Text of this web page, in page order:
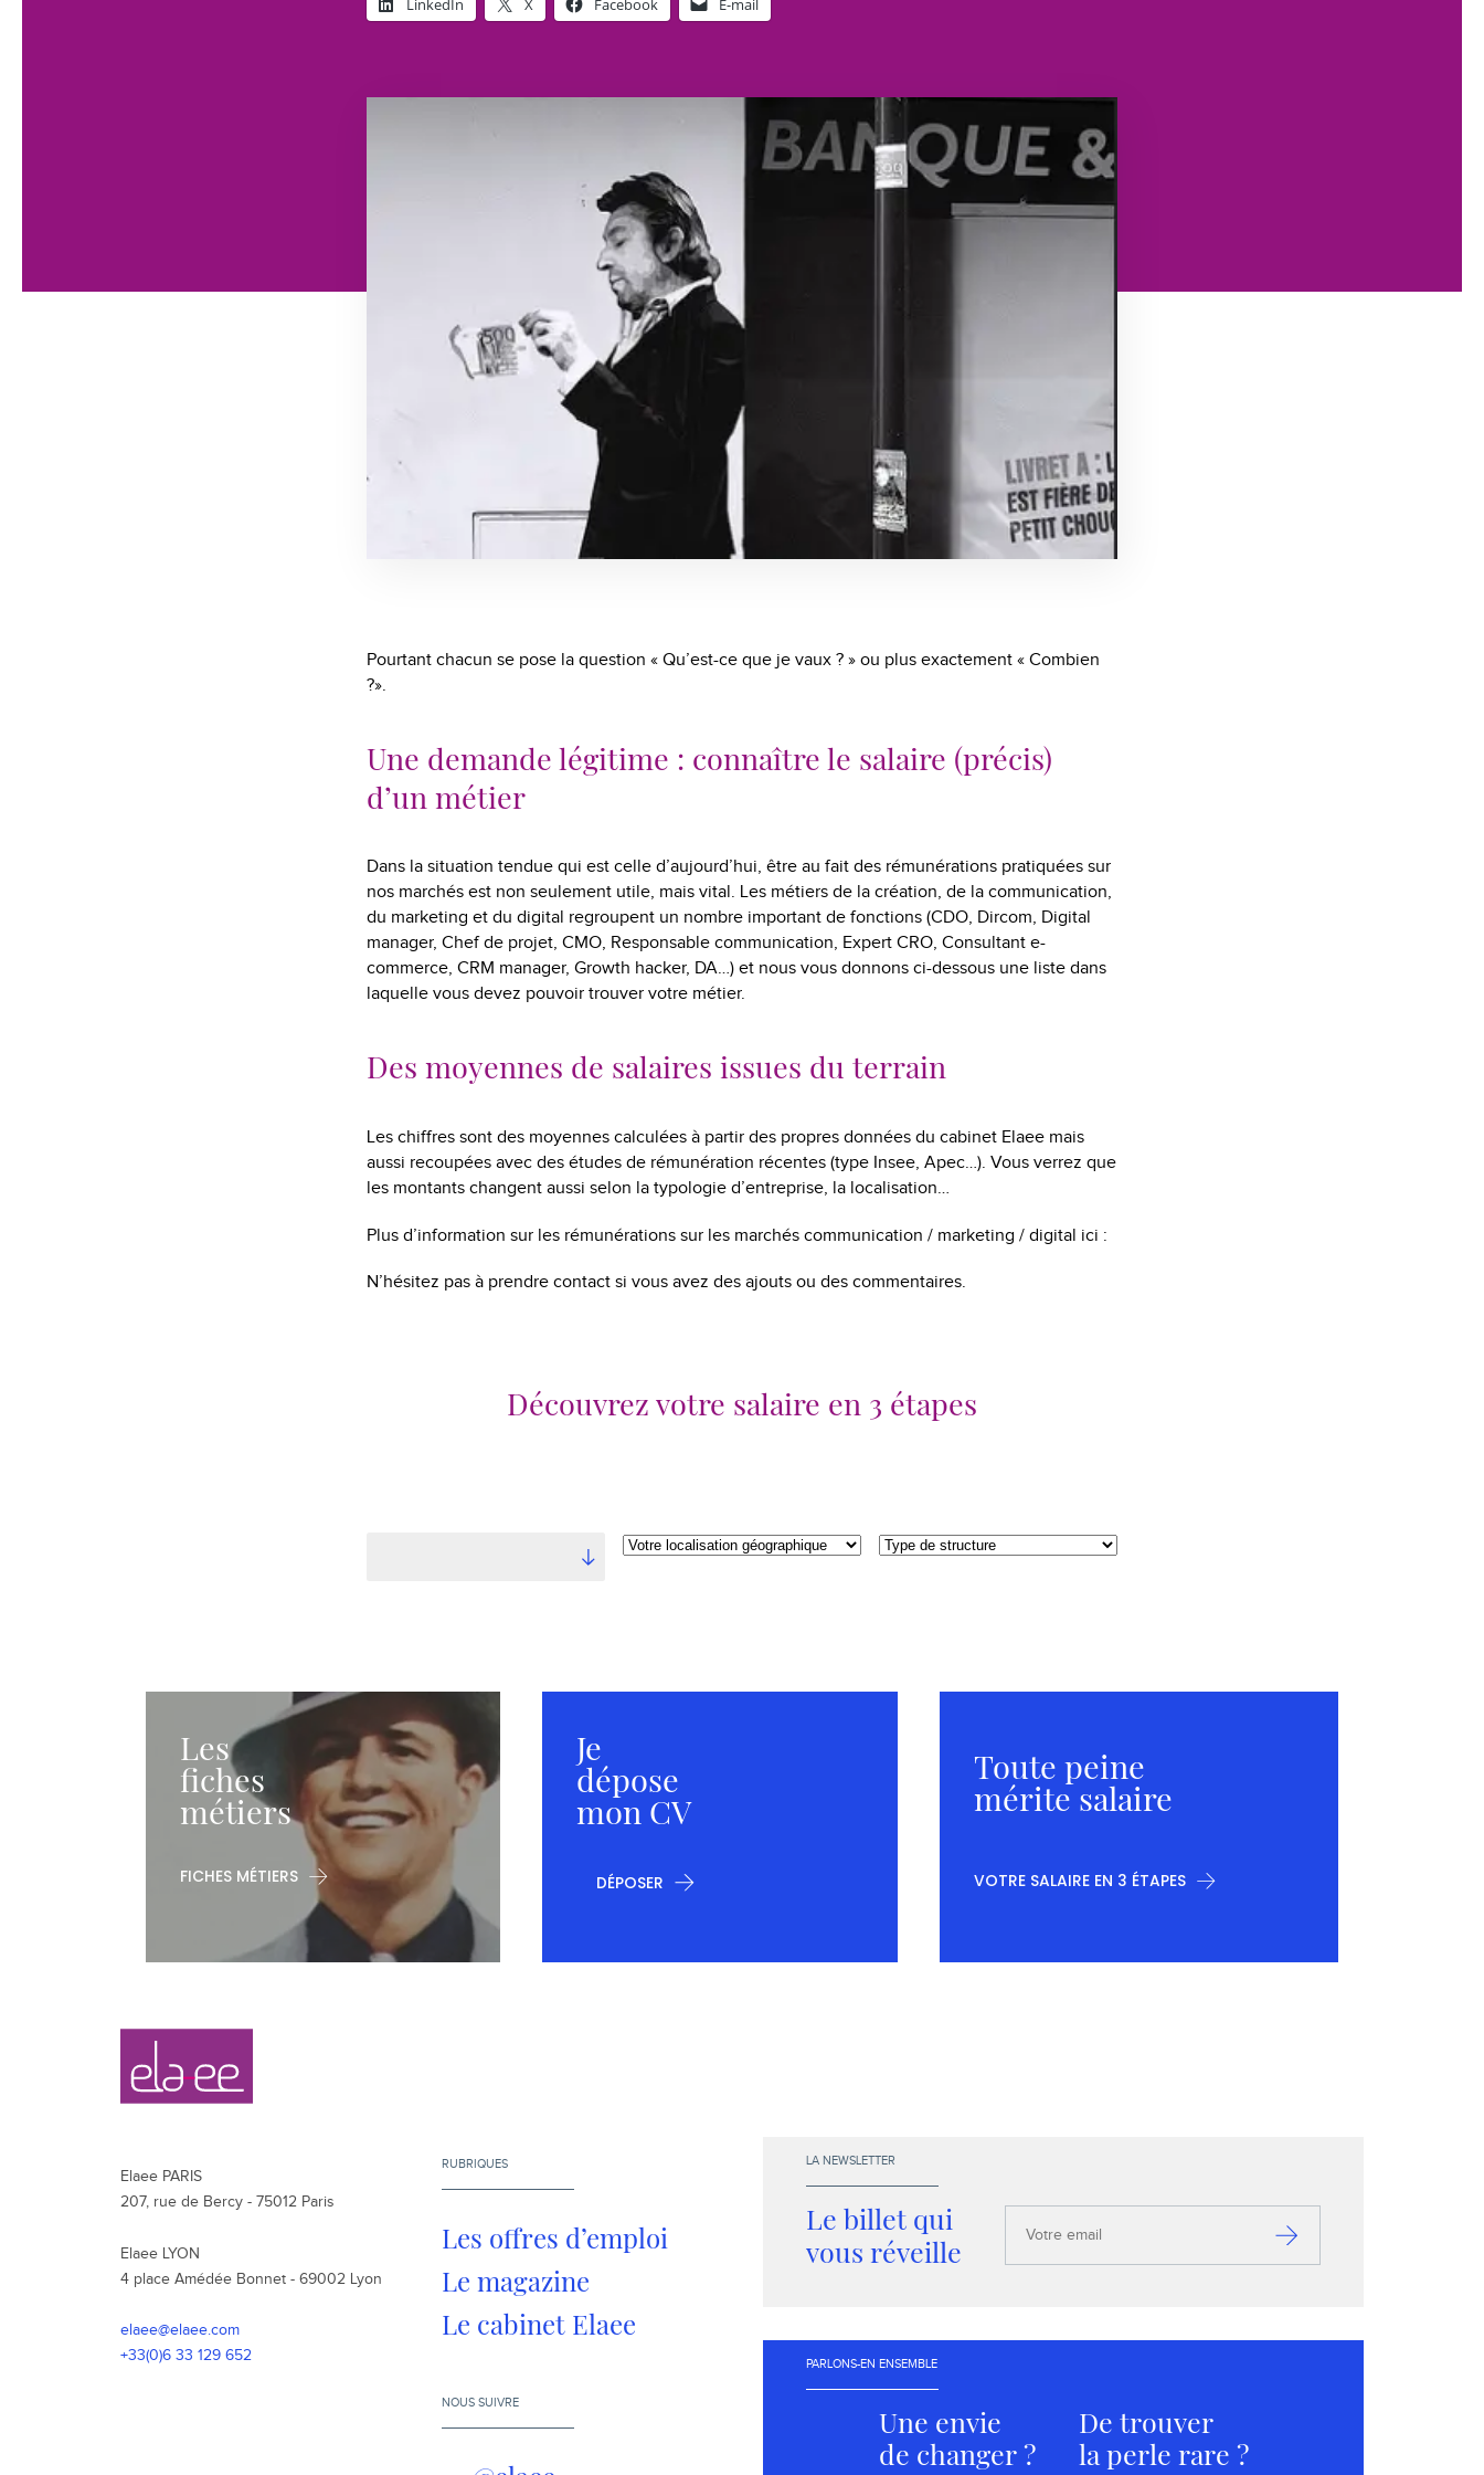
LinkedIn X Facebook E-mail
Pourtant chacun se pose la question « Qu’est-ce que je vaux ? » ou plus exactement « Combien
?».
Une demande légitime : connaître le salaire (précis)
d’un métier
Dans la situation tendue qui est celle d’aujourd’hui, être au fait des rémunérations pratiquées sur
nos marchés est non seulement utile, mais vital. Les métiers de la création, de la communication,
du marketing et du digital regroupent un nombre important de fonctions (CDO, Dircom, Digital
manager, Chef de projet, CMO, Responsable communication, Expert CRO, Consultant e-
commerce, CRM manager, Growth hacker, DA…) et nous vous donnons ci-dessous une liste dans
laquelle vous devez pouvoir trouver votre métier.
Des moyennes de salaires issues du terrain
Les chiffres sont des moyennes calculées à partir des propres données du cabinet Elaee mais
aussi recoupées avec des études de rémunération récentes (type Insee, Apec…). Vous verrez que
les montants changent aussi selon la typologie d’entreprise, la localisation…
Plus d’information sur les rémunérations sur les marchés communication / marketing / digital ici :
N’hésitez pas à prendre contact si vous avez des ajouts ou des commentaires.
Découvrez votre salaire en 3 étapes
Votre
Type
Les
fiches
métiers
FICHES MÉTIERS
Je
dépose
mon CV
DÉPOSER
Toute peine
mérite salaire
VOTRE SALAIRE EN 3 ÉTAPES
Navigation
Elaee
Elaee PARIS
207, rue de Bercy - 75012 Paris
Elaee LYON
4 place Amédée Bonnet - 69002 Lyon
elaee@elaee.com
+33(0)6 33 129 652
RUBRIQUES
Les offres d’emploi
Le magazine
Le cabinet Elaee
NOUS SUIVRE
LA NEWSLETTER
Le billet qui
vous réveille
email
S’inscrire
PARLONS-EN ENSEMBLE
Une envie
de changer ?
De trouver
la perle rare ?